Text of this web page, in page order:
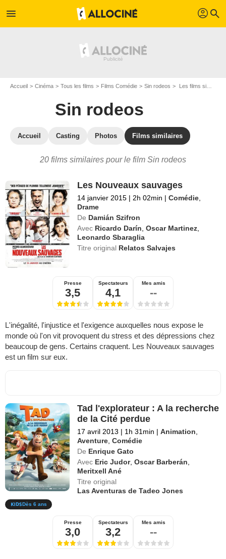
menu profil search
Accueil Cinéma Tous les films Films Comédie Sin rodeos Les films similaires à "Sin rodeos"
Sin rodeos
Accueil Casting Photos Films similaires
20 films similaires pour le film Sin rodeos
Les Nouveaux sauvages
14 janvier 2015 | 2h 02min | Comédie
Drame
De Damián Szifron
Avec Ricardo Darín ,Oscar Martinez
Leonardo Sbaraglia
Titre original Relatos Salvajes
Presse
3,5
Spectateurs
4,1
Mes amis
--
L'inégalité, l'injustice et l'exigence auxquelles nous expose le
monde où l'on vit provoquent du stress et des dépressions chez
beaucoup de gens. Certains craquent. Les Nouveaux sauvages
est un film sur eux.
Tad l'explorateur : A la recherche
de la Cité perdue
17 avril 2013 | 1h 31min | Animation
Aventure ,Comédie
De Enrique Gato
Avec Eric Judor,Oscar Barberán
Meritxell Ané
Titre original
Las Aventuras de Tadeo Jones
Dès 6 ans
Presse
3,0
Spectateurs
3,2
Mes amis
--